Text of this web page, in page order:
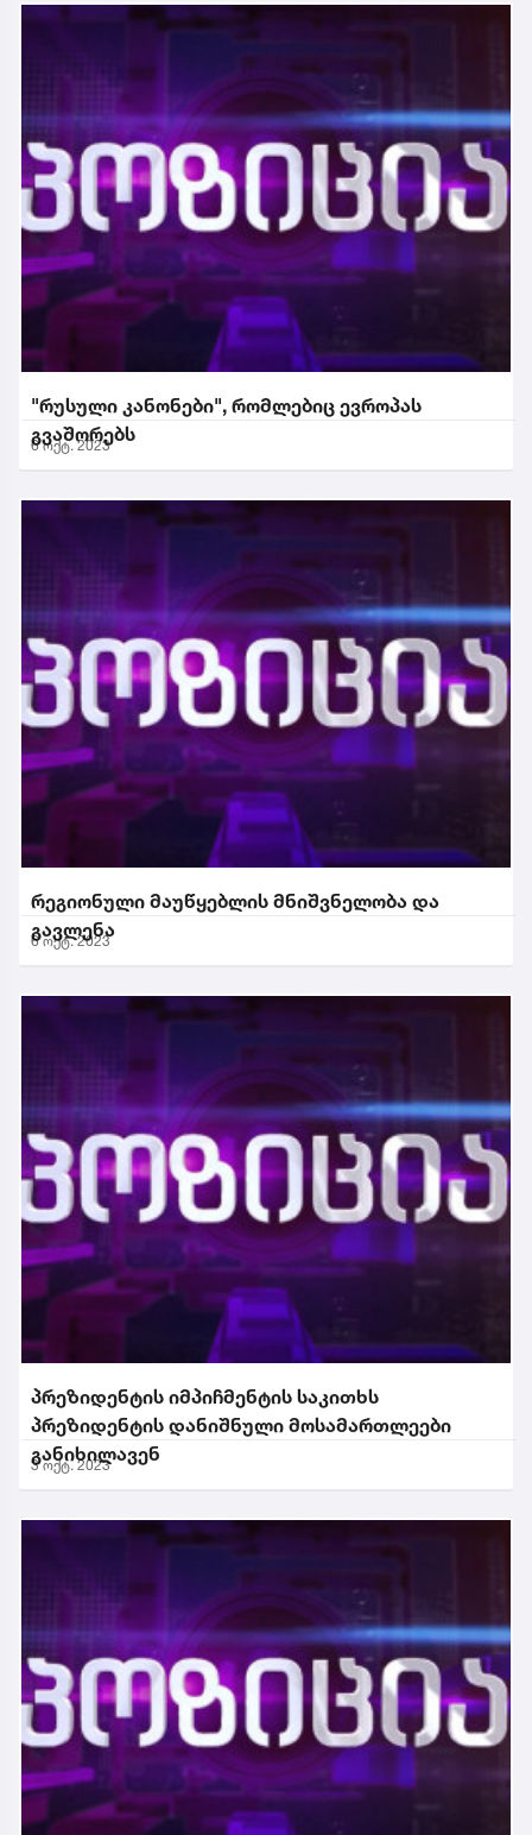
"რუსული კანონები", რომლებიც ევროპას
გვაშორებს
6 ოქტ. 2023
რეგიონული მაუწყებლის მნიშვნელობა და
გავლენა
6 ოქტ. 2023
პრეზიდენტის იმპიჩმენტის საკითხს
პრეზიდენტის დანიშნული მოსამართლეები
განიხილავენ
3 ოქტ. 2023